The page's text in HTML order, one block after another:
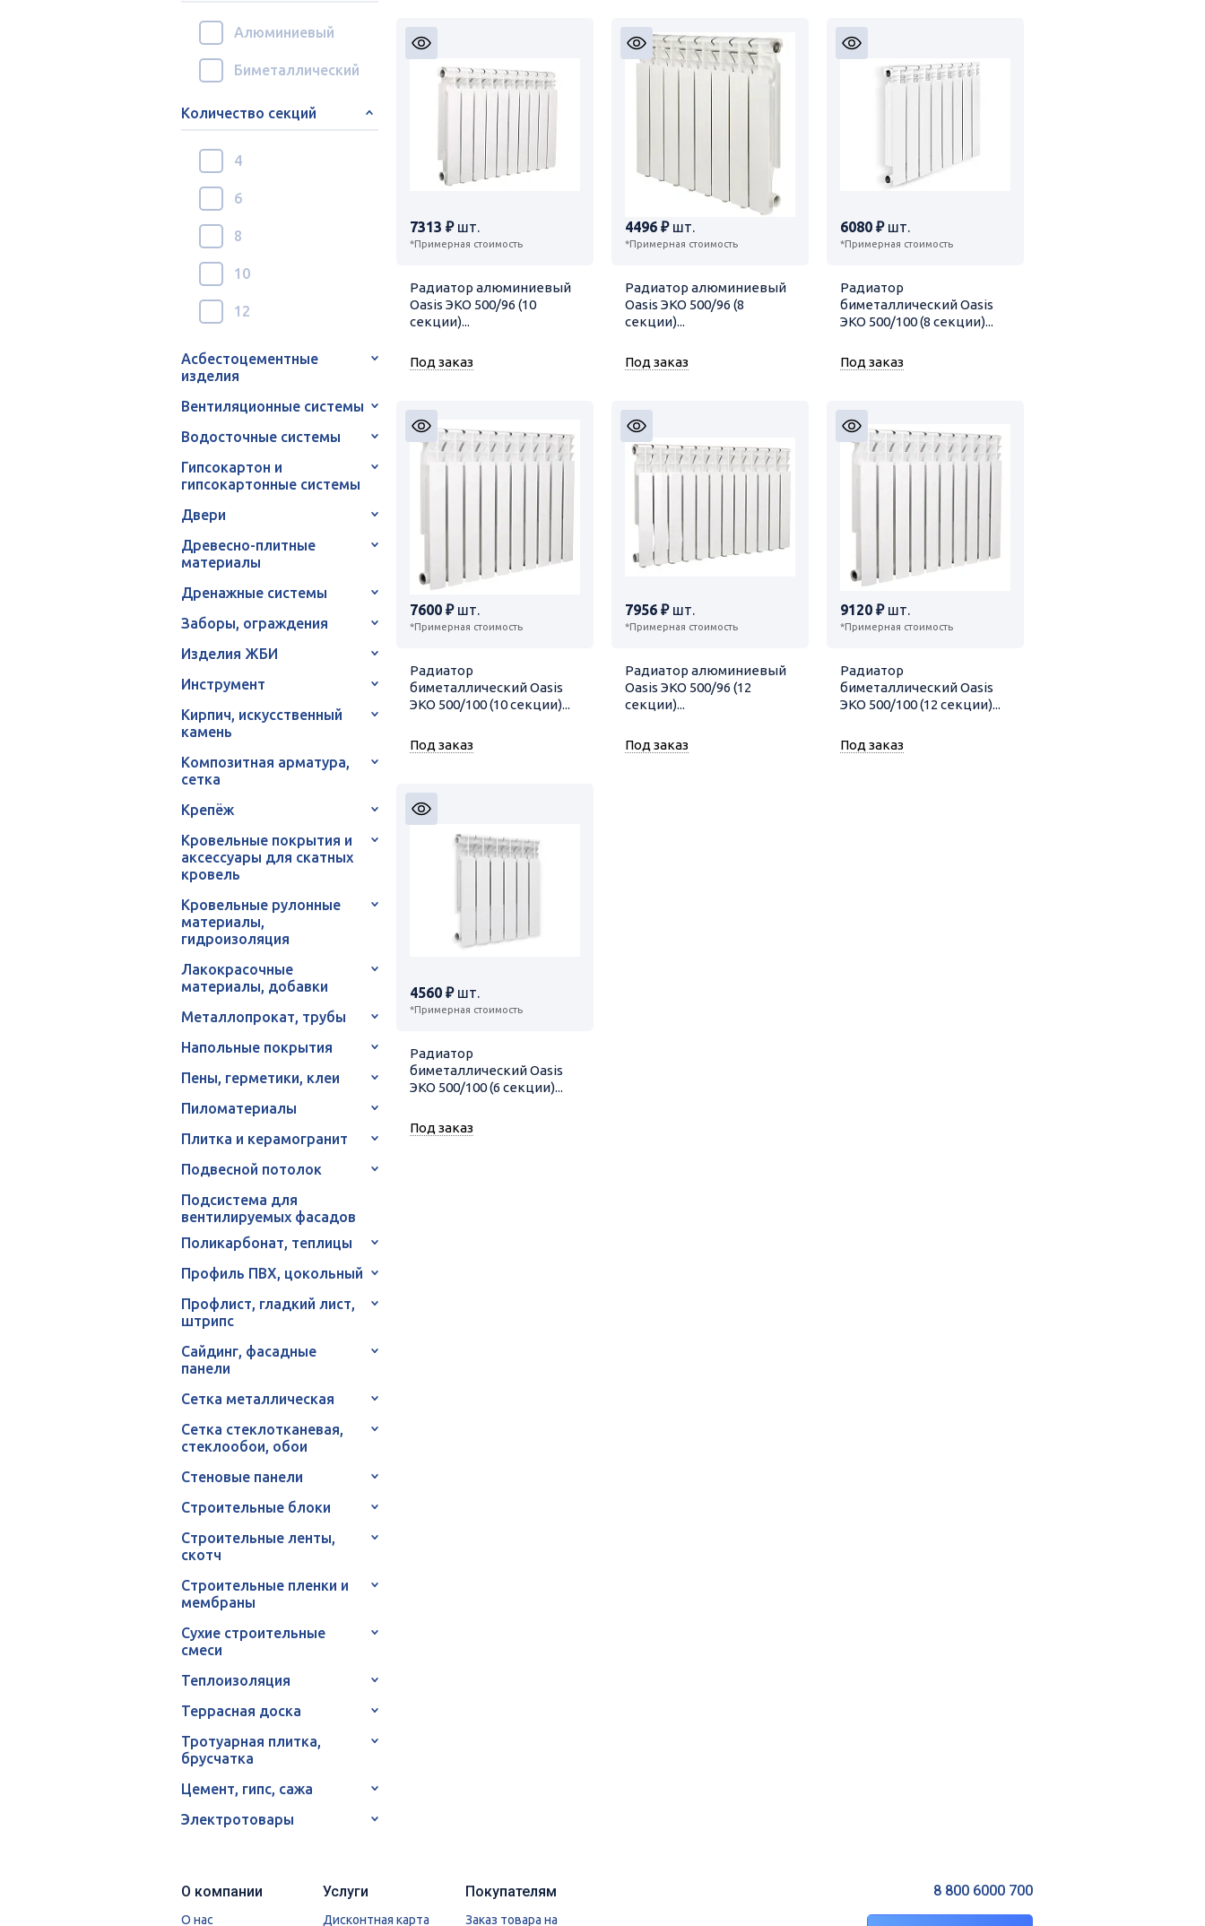
Алюминиевый
Биметаллический
Количество секций
4
6
8
10
12
Асбестоцементные
изделия
Вентиляционные системы
Водосточные системы
Гипсокартон и
гипсокартонные системы
Двери
Древесно-плитные
материалы
Дренажные системы
Заборы, ограждения
Изделия ЖБИ
Инструмент
Кирпич, искусственный
камень
Композитная арматура,
сетка
Крепёж
Кровельные покрытия и
аксессуары для скатных
кровель
Кровельные рулонные
материалы,
гидроизоляция
Лакокрасочные
материалы, добавки
Металлопрокат, трубы
Напольные покрытия
Пены, герметики, клеи
Пиломатериалы
Плитка и керамогранит
Подвесной потолок
Подсистема для
вентилируемых фасадов
Поликарбонат, теплицы
Профиль ПВХ, цокольный
Профлист, гладкий лист,
штрипс
Сайдинг, фасадные
панели
Сетка металлическая
Сетка стеклотканевая,
стеклообои, обои
Стеновые панели
Строительные блоки
Строительные ленты,
скотч
Строительные пленки и
мембраны
Сухие строительные
смеси
Теплоизоляция
Террасная доска
Тротуарная плитка,
брусчатка
Цемент, гипс, сажа
Электротовары
7313 ₽шт.
*Примерная стоимость
Радиатор алюминиевый
Oasis ЭКО 500/96 (10
секции)...
Под заказ
4496 ₽шт.
*Примерная стоимость
Радиатор алюминиевый
Oasis ЭКО 500/96 (8
секции)...
Под заказ
6080 ₽шт.
*Примерная стоимость
Радиатор
биметаллический Oasis
ЭКО 500/100 (8 секции)...
Под заказ
7600 ₽шт.
*Примерная стоимость
Радиатор
биметаллический Oasis
ЭКО 500/100 (10 секции)...
Под заказ
7956 ₽шт.
*Примерная стоимость
Радиатор алюминиевый
Oasis ЭКО 500/96 (12
секции)...
Под заказ
9120 ₽шт.
*Примерная стоимость
Радиатор
биметаллический Oasis
ЭКО 500/100 (12 секции)...
Под заказ
4560 ₽шт.
*Примерная стоимость
Радиатор
биметаллический Oasis
ЭКО 500/100 (6 секции)...
Под заказ
О компании
О нас
Услуги
Дисконтная карта
Покупателям
Заказ товара на
8 800 6000 700